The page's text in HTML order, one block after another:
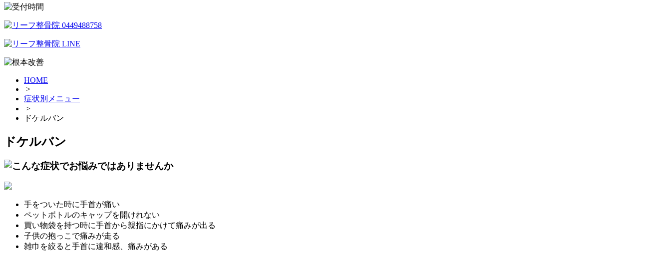
HOME
>
症状別メニュー
>
ドケルバン
ドケルバン
手をついた時に手首が痛い
ペットボトルのキャップを開けれない
買い物袋を持つ時に手首から親指にかけて痛みが出る
子供の抱っこで痛みが走る
雑巾を絞ると手首に違和感、痛みがある